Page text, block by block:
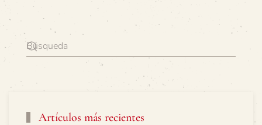
Artículos más recientes